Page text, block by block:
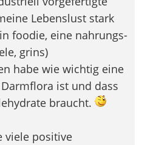
Lebenslust stark
foodie, eine nahrungs-
grins)
habe wie wichtig eine
ist und dass
braucht.
viele positive